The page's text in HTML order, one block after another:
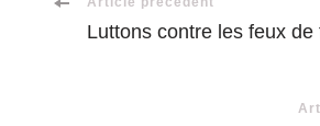
Navigation
Luttons contre les feux de